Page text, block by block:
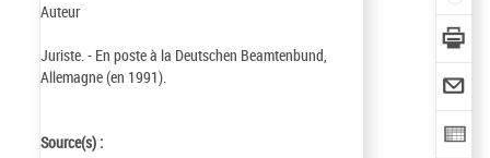
Auteur
Juriste. - En poste à la Deutschen Beamtenbund,
Allemagne (en 1991).
Source(s) :